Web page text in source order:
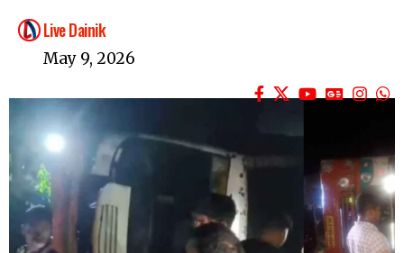
Live Dainik
May 9, 2026